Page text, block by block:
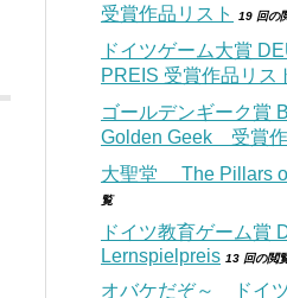
受賞作品リスト
19 回の
ドイツゲーム大賞
PREIS 受賞作品リス
ゴールデンギーク賞
Golden Geek 受賞作
大聖堂 The Pillars
覧
ドイツ教育ゲーム賞
Lernspielpreis 13 回の閲
オバケだぞ～ ドイ